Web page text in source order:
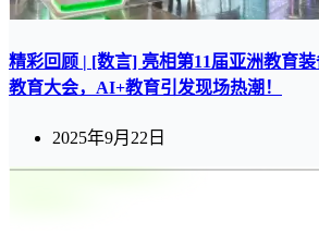
精彩回顾 | [数言] 亮相第11届亚洲教育
教育大会，AI+教育引发现场热潮！
2025年9月22日